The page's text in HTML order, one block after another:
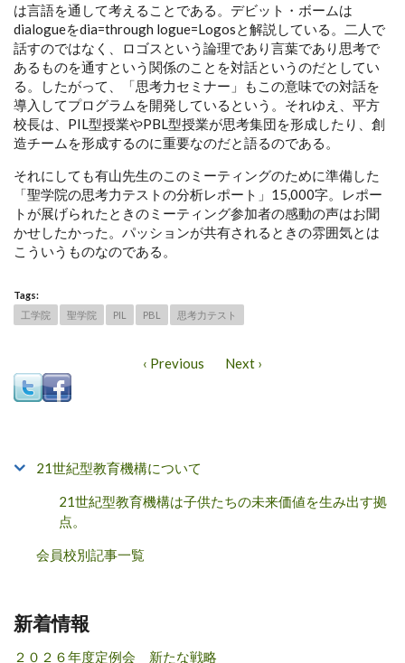
は言語を通して考えることである。デビット・ボームは
dialogueをdia=through logue=Logosと解説している。二人で
話すのではなく、ロゴスという論理であり言葉であり思考で
あるものを通すという関係のことを対話というのだとしてい
る。したがって、「思考力セミナー」もこの意味での対話を
導入してプログラムを開発しているという。それゆえ、平方
校長は、PIL型授業やPBL型授業が思考集団を形成したり、創
造チームを形成するのに重要なのだと語るのである。
それにしても有山先生のこのミーティングのために準備した
「聖学院の思考力テストの分析レポート」15,000字。レポー
トが展げられたときのミーティング参加者の感動の声はお聞
かせしたかった。パッションが共有されるときの雰囲気とは
こういうものなのである。
Tags:
工学院
聖学院 PIL PBL 思考力テスト
‹ Previous Next ›
21世紀型教育機構について
21世紀型教育機構は子供たちの未来価値を生み出す拠
点。
会員校別記事一覧
新着情報
２０２６年度定例会 新たな戦略